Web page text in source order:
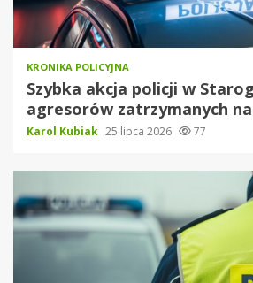
KRONIKA POLICYJNA
Szybka akcja policji w
agresorów zatrzymanych
Karol Kubiak 25 lipca 2026 77